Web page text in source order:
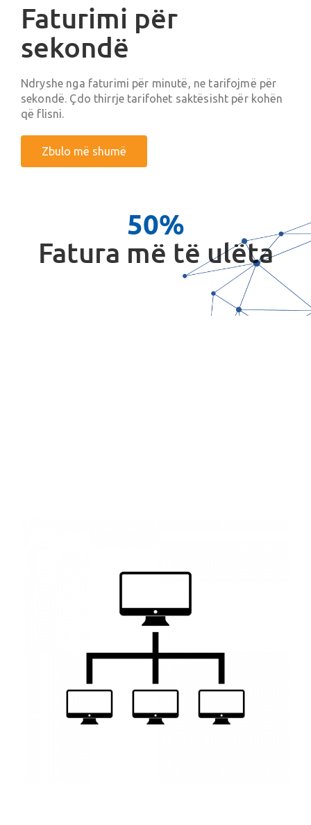
Faturimi për
sekondë
Ndryshe nga faturimi për minutë, ne tarifojmë për
sekondë. Çdo thirrje tarifohet saktësisht për kohën
që flisni.
Zbulo më shumë
50%
Fatura më të ulëta